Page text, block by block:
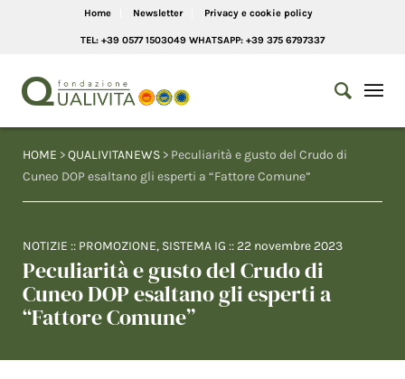
Home Newsletter Privacy e cookie policy
TEL: +39 0577 1503049 WHATSAPP: +39 375 6797337
HOME >QUALIVITANEWS > Peculiarità e gusto del Crudo di
Cuneo DOP esaltano gli esperti a “Fattore Comune”
NOTIZIE :: PROMOZIONE, SISTEMA IG :: 22 novembre 2023
Peculiarità e gusto del Crudo di
Cuneo DOP esaltano gli esperti a
“Fattore Comune”